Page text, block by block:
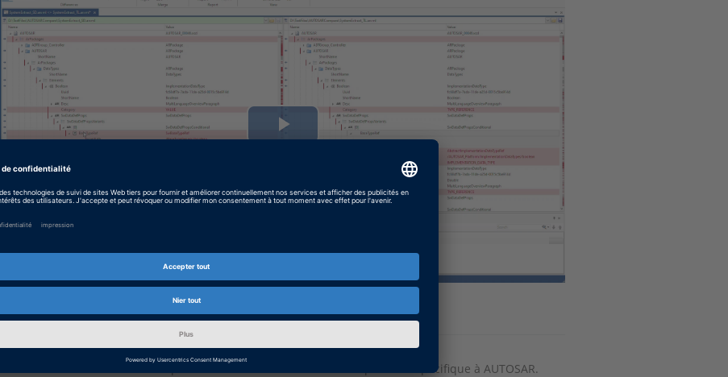
Play
Fusion manuelle
Informations produit
dSPACE AUTOSAR Compare
L’outil AUTOSAR Compare de dSPACE est un outil de comparaison spécifique à AUTOSAR.